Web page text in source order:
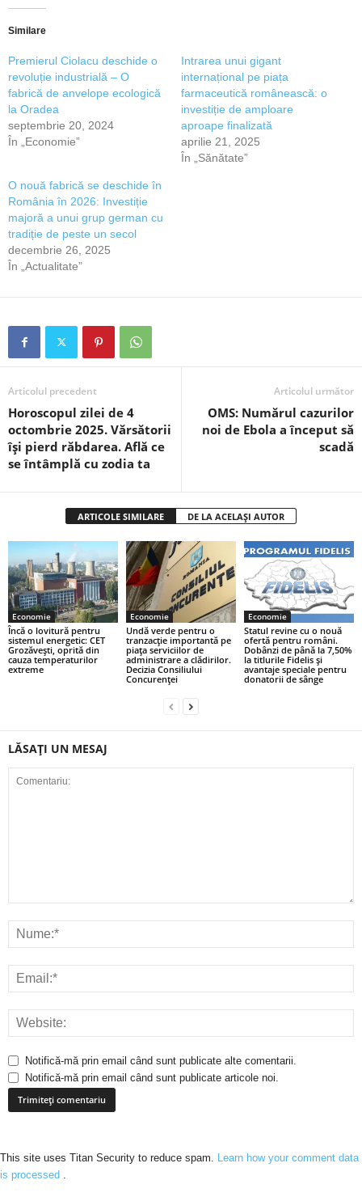
Similare
Premierul Ciolacu deschide o
revoluție industrială – O
fabrică de anvelope ecologică
la Oradea
septembrie 20, 2024
În „Economie”
Intrarea unui gigant
internațional pe piața
farmaceutică românească: o
investiție de amploare
aproape finalizată
aprilie 21, 2025
În „Sănătate”
O nouă fabrică se deschide în
România în 2026: Investiție
majoră a unui grup german cu
tradiție de peste un secol
decembrie 26, 2025
În „Actualitate”
Articolul precedent
Horoscopul zilei de 4
octombrie 2025. Vărsătorii
își pierd răbdarea. Află ce
se întâmplă cu zodia ta
Articolul următor
OMS: Numărul cazurilor
noi de Ebola a început să
scadă
ARTICOLE SIMILARE DE LA ACELAȘI AUTOR
Economie
Încă o lovitură pentru
sistemul energetic: CET
Grozăvești, oprită din
cauza temperaturilor
extreme
Economie
Undă verde pentru o
tranzacție importantă pe
piața serviciilor de
administrare a clădirilor.
Decizia Consiliului
Concurenței
Economie
Statul revine cu o nouă
ofertă pentru români.
Dobânzi de până la 7,50%
la titlurile Fidelis și
avantaje speciale pentru
donatorii de sânge
LĂSAȚI UN MESAJ
Notifică-mă prin email când sunt publicate alte comentarii.
Notifică-mă prin email când sunt publicate articole noi.
This site uses Titan Security to reduce spam. Learn how your comment data
is processed .